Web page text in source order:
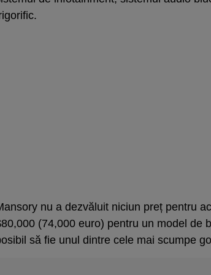
nu a dezvăluit niciun preț pentru
(74,000 euro) pentru un model de
să fie unul dintre cele mai scumpe